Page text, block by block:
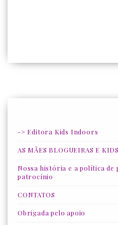
-> Editora Kids Indoors
AS MÃES BLOGUEIRAS E KIDS
Nossa história e a política de
patrocínio
CONTATOS
Obrigada pelo apoio